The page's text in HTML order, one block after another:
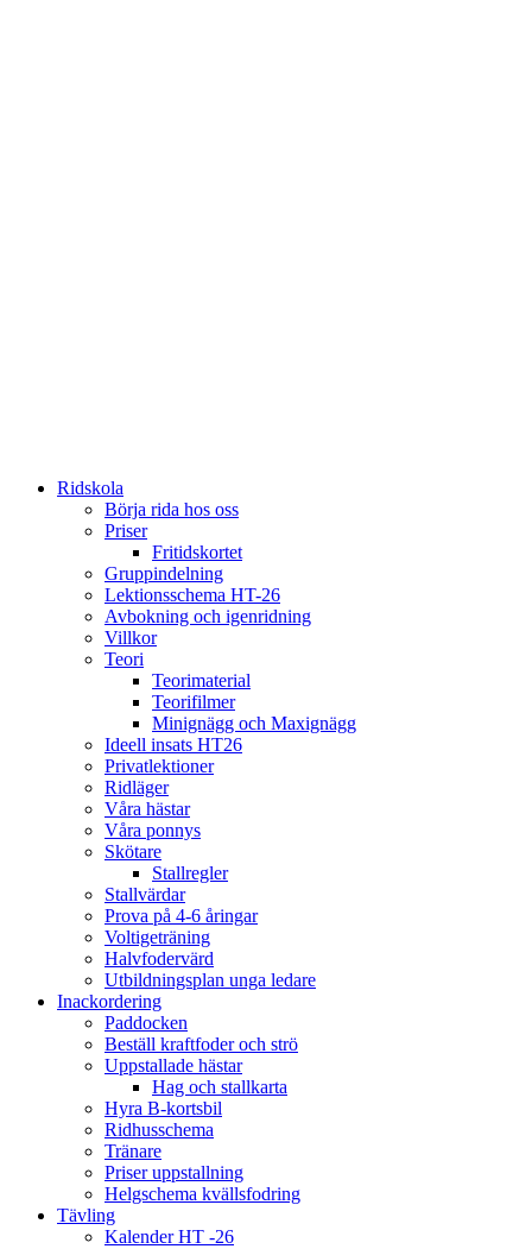
Ridskola
Börja rida hos oss
Priser
Fritidskortet
Gruppindelning
Lektionsschema HT-26
Avbokning och igenridning
Villkor
Teori
Teorimaterial
Teorifilmer
Minignägg och Maxignägg
Ideell insats HT26
Privatlektioner
Ridläger
Våra hästar
Våra ponnys
Skötare
Stallregler
Stallvärdar
Prova på 4-6 åringar
Voltigeträning
Halvfodervärd
Utbildningsplan unga ledare
Inackordering
Paddocken
Beställ kraftfoder och strö
Uppstallade hästar
Hag och stallkarta
Hyra B-kortsbil
Ridhusschema
Tränare
Priser uppstallning
Helgschema kvällsfodring
Tävling
Kalender HT -26